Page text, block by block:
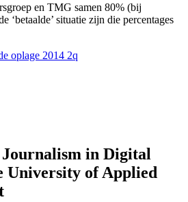
en TMG samen 80% (bij
‘betaalde’ situatie zijn die percentages
Journalism in Digital
University of Applied